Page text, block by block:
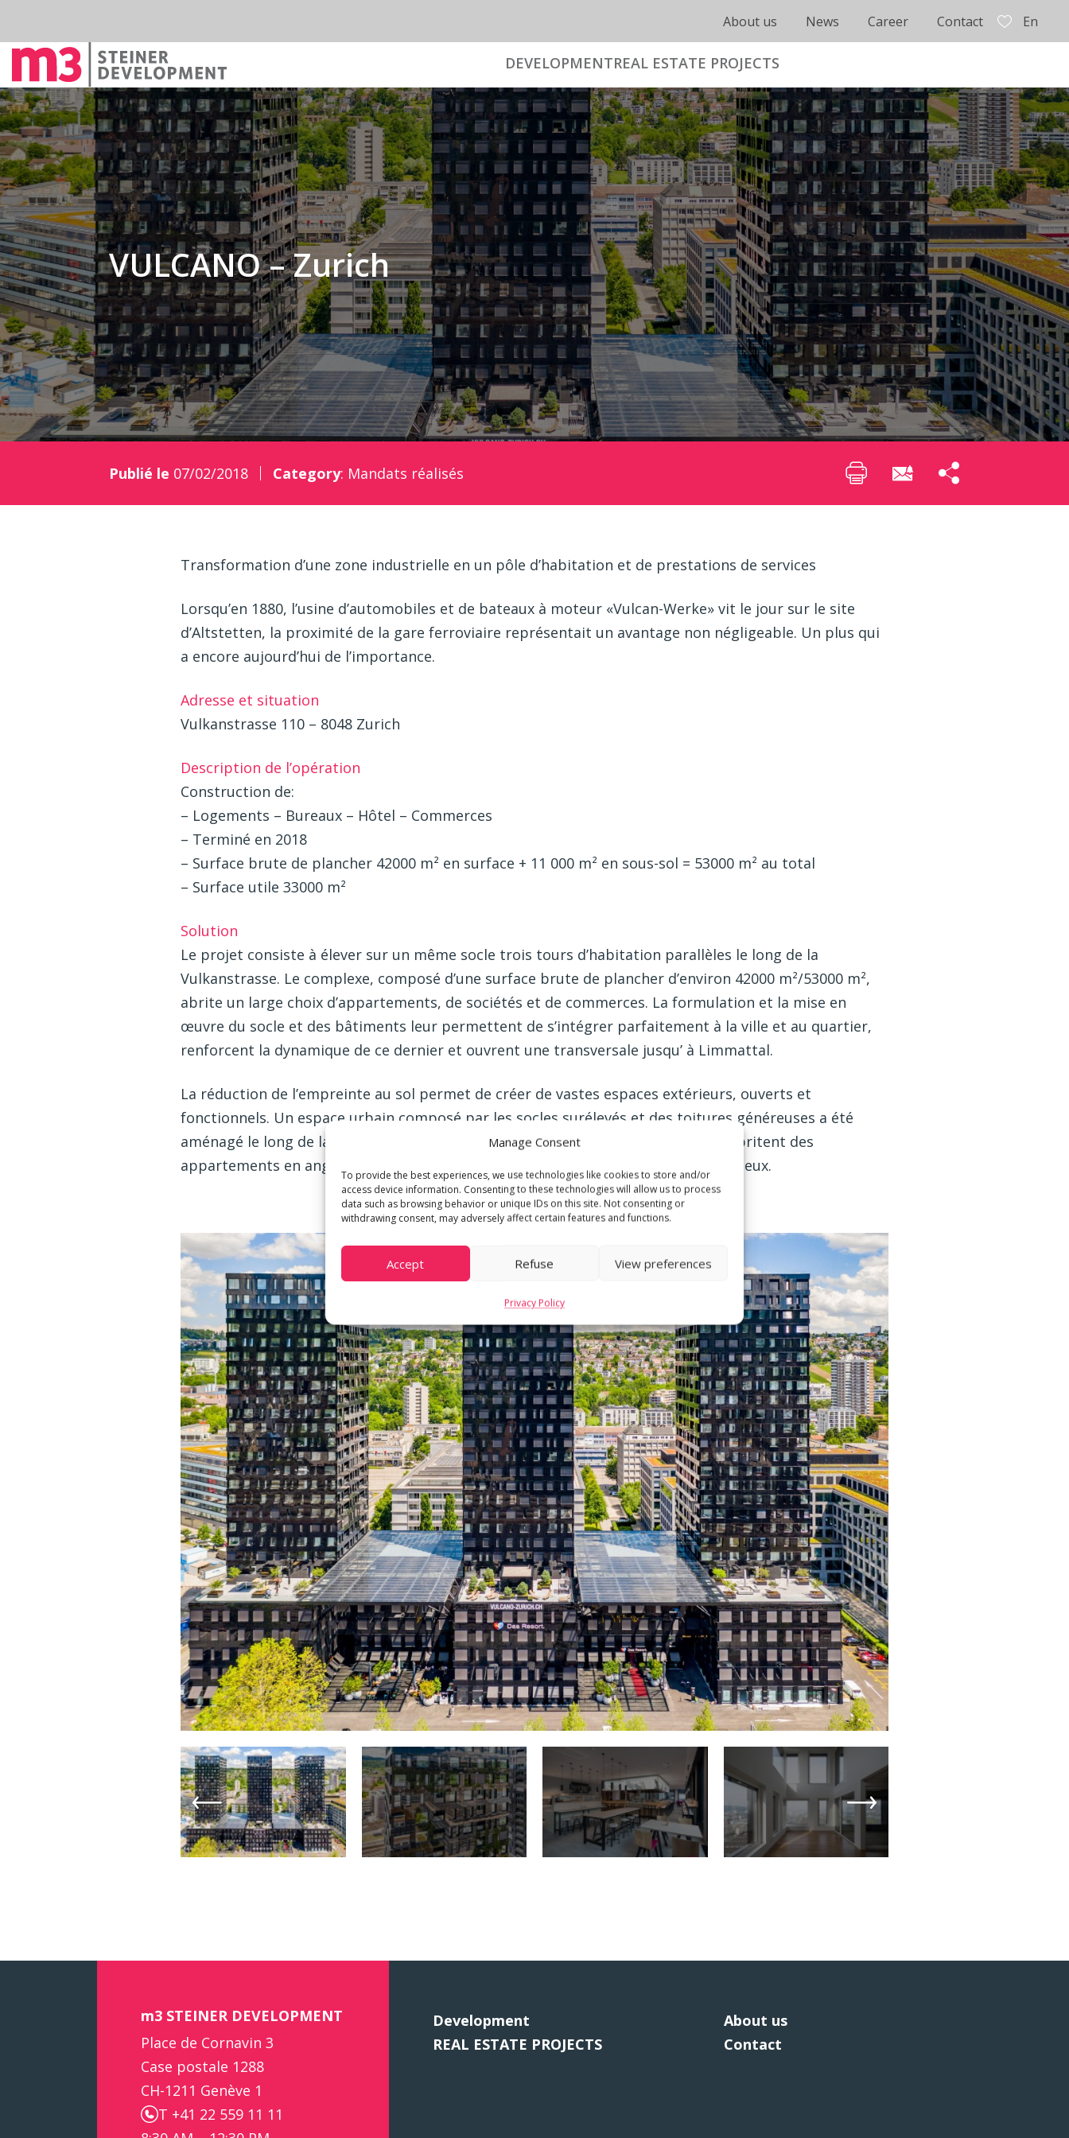
Manage Consent
To provide the best experiences, we use technologies like cookies to store and/or
access device information. Consenting to these technologies will allow us to process
data such as browsing behavior or unique IDs on this site. Not consenting or
withdrawing consent, may adversely affect certain features and functions.
Accept Refuse View preferences
Privacy Policy
About us News Career Contact En
DEVELOPMENTREAL ESTATE PROJECTS
VULCANO – Zurich
Publié le 07/02/2018 Category: Mandats réalisés
Transformation d’une zone industrielle en un pôle d’habitation et de prestations de services
Lorsqu’en 1880, l’usine d’automobiles et de bateaux à moteur «Vulcan-Werke» vit le jour sur le site
d’Altstetten, la proximité de la gare ferroviaire représentait un avantage non négligeable. Un plus qui
a encore aujourd’hui de l’importance.
Adresse et situation
Vulkanstrasse 110 – 8048 Zurich
Description de l’opération
Construction de:
– Logements – Bureaux – Hôtel – Commerces
– Terminé en 2018
– Surface brute de plancher 42000 m² en surface + 11 000 m² en sous-sol = 53000 m² au total
– Surface utile 33000 m²
Solution
Le projet consiste à élever sur un même socle trois tours d’habitation parallèles le long de la
Vulkanstrasse. Le complexe, composé d’une surface brute de plancher d’environ 42000 m²/53000 m²,
abrite un large choix d’appartements, de sociétés et de commerces. La formulation et la mise en
œuvre du socle et des bâtiments leur permettent de s’intégrer parfaitement à la ville et au quartier,
renforcent la dynamique de ce dernier et ouvrent une transversale jusqu’ à Limmattal.
La réduction de l’empreinte au sol permet de créer de vastes espaces extérieurs, ouverts et
fonctionnels. Un espace urbain composé par les socles surélevés et des toitures généreuses a été
aménagé le long de la Vulkanstrasse. Les lignes élancées des tours d’habitation abritent des
appartements en angle raffinés, qui contribuent à créer un espace de vie harmonieux.
m3 STEINER DEVELOPMENT
Place de Cornavin 3
Case postale 1288
CH-1211 Genève 1
T +41 22 559 11 11
Development
REAL ESTATE PROJECTS
About us
Contact